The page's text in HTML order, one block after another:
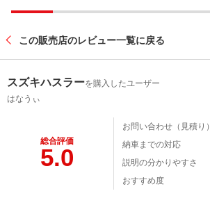
この販売店のレビュー一覧に戻る
スズキハスラーを購入したユーザー
はなうぃ
総合評価
5.0
お問い合わせ（見積り）
納車までの対応
説明の分かりやすさ
おすすめ度